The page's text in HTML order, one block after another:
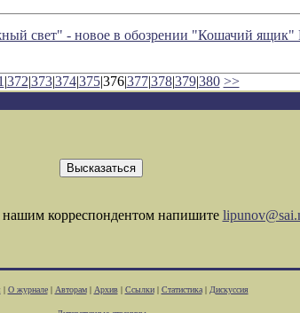
свет" - новое в обозрении "Кошачий ящик"
|372|373|374|375|376|377|378|379|380 >>
нашим корреспондентом напишите
| О журнале| Авторам| Архив| Ссылки| Статистика| Дискуссия